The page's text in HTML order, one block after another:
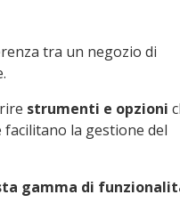
tra un negozio di
strumenti e opzioni
facilitano la gestione del
gamma di